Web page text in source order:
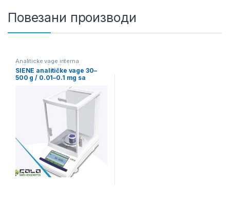
Повезани производи
Analiticke vage interna
kalibracija Analiticke Vage
Touch Screen,Mikro Vage
SIENE analitičke vage 30–
500 g / 0.01–0.1 mg sa